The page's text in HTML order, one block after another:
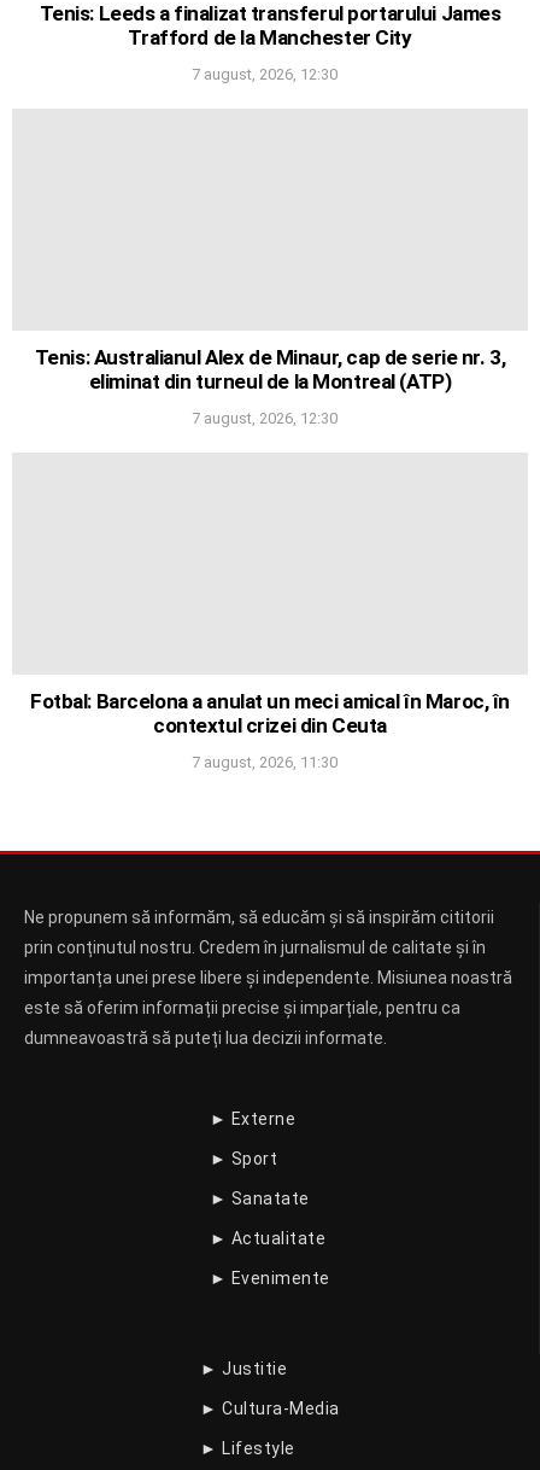
Tenis: Leeds a finalizat transferul portarului James
Trafford de la Manchester City
7 august, 2026, 12:30
Tenis: Australianul Alex de Minaur, cap de serie nr. 3,
eliminat din turneul de la Montreal (ATP)
7 august, 2026, 12:30
Fotbal: Barcelona a anulat un meci amical în Maroc, în
contextul crizei din Ceuta
7 august, 2026, 11:30
Ne propunem să informăm, să educăm și să inspirăm cititorii
prin conținutul nostru. Credem în jurnalismul de calitate și în
importanța unei prese libere și independente. Misiunea noastră
este să oferim informații precise și imparțiale, pentru ca
dumneavoastră să puteți lua decizii informate.
► Externe
► Sport
► Sanatate
► Actualitate
► Evenimente
► Justitie
► Cultura-Media
► Lifestyle